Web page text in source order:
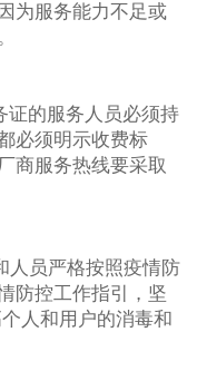
为服务能力不足或
证的服务人员必须持
必须明示收费标
商服务热线要采取
人员严格按照疫情防
防控工作指引，坚
人和用户的消毒和